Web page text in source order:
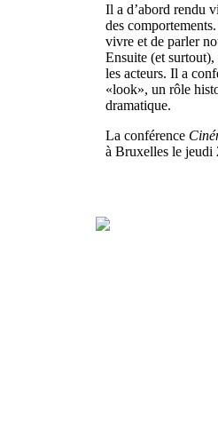
Il a d’abord rendu
des
vivre et de parler
Ensuite (et
les acteurs. Il a
«look», un rôle
dramatique.
La conférence
à Bruxelles le jeudi